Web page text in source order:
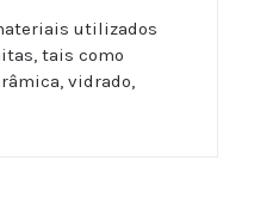
utilizados
tais como
vidrado,